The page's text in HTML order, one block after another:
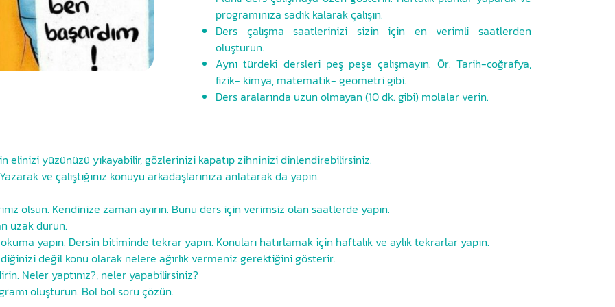
programınıza sadık kalarak çalışın.
Ders çalışma saatlerinizi sizin için en verimli saatlerden
oluşturun.
Aynı türdeki dersleri peş peşe çalışmayın. Ör. Tarih-coğrafya,
fizik- kimya, matematik- geometri gibi.
Ders aralarında uzun olmayan (10 dk. gibi) molalar verin.
elinizi yüzünüzü yıkayabilir, gözlerinizi kapatıp zihninizi dinlendirebilirsiniz.
ve çalıştığınız konuyu arkadaşlarınıza anlatarak da yapın.
olsun. Kendinize zaman ayırın. Bunu ders için verimsiz olan saatlerde yapın.
uzak durun.
yapın. Dersin bitiminde tekrar yapın. Konuları hatırlamak için haftalık ve aylık tekrarlar yapın.
değil konu olarak nelere ağırlık vermeniz gerektiğini gösterir.
Neler yaptınız?, neler yapabilirsiniz?
oluşturun. Bol bol soru çözün.